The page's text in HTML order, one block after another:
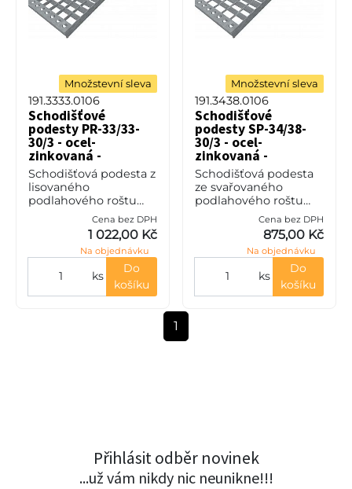
Množstevní sleva
191.3333.0106
Schodišťové
podesty PR-33/33-
30/3 - ocel-
zinkovaná -
1000x250
Schodišťová podesta z
lisovaného
podlahového roštu
(PR), 33/33 - rozteče
nosných 33 mm /
rozpěrných 33 mm,
výška 30 mm, síla 3
(ST37.2
Cena bez DPH
1 022,00 Kč
Na objednávku
ks
Do
košíku
Množstevní sleva
191.3438.0106
Schodišťové
podesty SP-34/38-
30/3 - ocel-
zinkovaná -
1000x250
Schodišťová podesta
ze svařovaného
podlahového roštu
(SP), 34/38 - rozteče
nosných 34 mm /
rozpěrných 38 mm,
výška 30 mm, síla 3
mm, ocel S235JR (ST37
Cena bez DPH
875,00 Kč
Na objednávku
ks
Do
košíku
1
Přihlásit odběr novinek
...už vám nikdy nic neunikne!!!